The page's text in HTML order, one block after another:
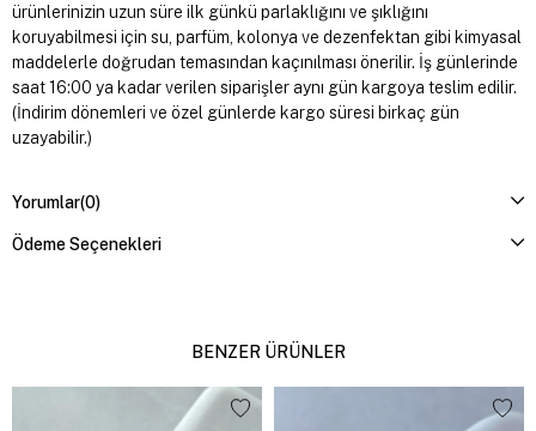
ürünlerinizin uzun süre ilk günkü parlaklığını ve şıklığını
koruyabilmesi için su, parfüm, kolonya ve dezenfektan gibi kimyasal
maddelerle doğrudan temasından kaçınılması önerilir. İş günlerinde
saat 16:00 ya kadar verilen siparişler aynı gün kargoya teslim edilir.
(İndirim dönemleri ve özel günlerde kargo süresi birkaç gün
uzayabilir.)
Yorumlar(0)
Ödeme Seçenekleri
BENZER ÜRÜNLER